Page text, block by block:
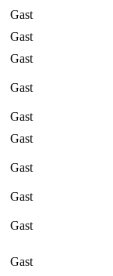
Gast
Gast
Gast
Gast
Gast
Gast
Gast
Gast
Gast
Gast